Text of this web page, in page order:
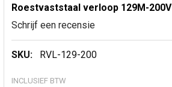
Roestvaststaal verloop 129M-200V
Schrijf een recensie
SKU: RVL-129-200
INCLUSIEF BTW